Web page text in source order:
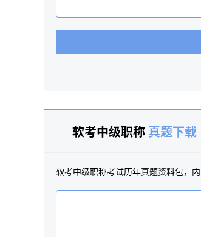
软考中级职称 真题下载
软考中级职称考试历年真题资料包，